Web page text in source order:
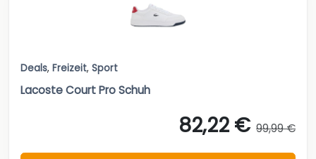
Deals, Freizeit, Sport
Lacoste Court Pro Schuh
82,22 € 99,99 €